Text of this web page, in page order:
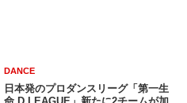
DANCE
日本発のプロダンスリーグ「第一生